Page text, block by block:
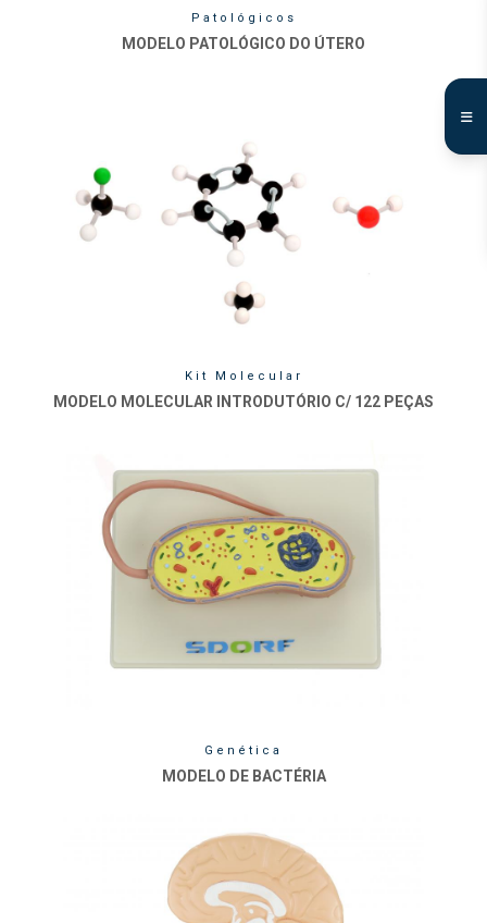
Patológicos
MODELO PATOLÓGICO DO ÚTERO
Kit Molecular
MODELO MOLECULAR INTRODUTÓRIO C/ 122 PEÇAS
Genética
MODELO DE BACTÉRIA